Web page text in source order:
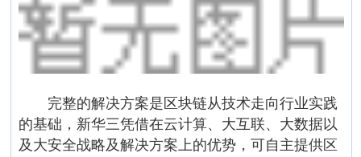
完整的解决方案是区块链从技术走向行业实践
的基础，新华三凭借在云计算、大互联、大数据以
及大安全战略及解决方案上的优势，可自主提供区